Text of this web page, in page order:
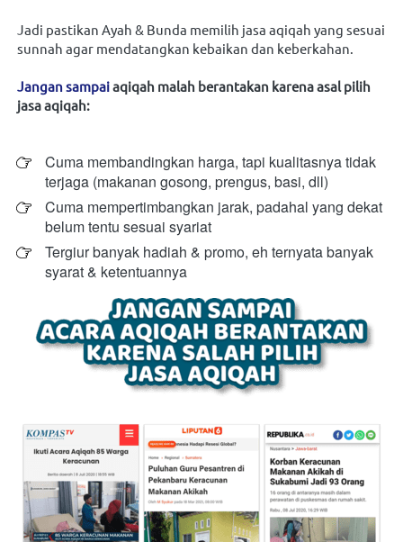
Jadi pastikan Ayah & Bunda memilih jasa aqiqah yang sesuai
sunnah agar mendatangkan kebaikan dan keberkahan.
Jangan sampaiaqiqah malah berantakan karena asal pilih
jasa aqiqah:
Cuma membandingkan harga, tapi kualitasnya tidak
terjaga (makanan gosong, prengus, basi, dll)
Cuma mempertimbangkan jarak, padahal yang dekat
belum tentu sesuai syariat
Tergiur banyak hadiah & promo, eh ternyata banyak
syarat & ketentuannya